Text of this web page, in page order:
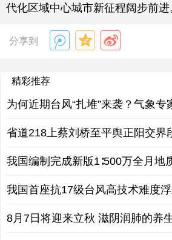
代化区域中心城市新征程阔步前进
分享到
精彩推荐
为何近期台风“扎堆”来袭？气象专
省道218上蔡刘桥至平舆正阳交界
我国编制完成新版1∶500万全月地
我国首座抗17级台风高技术难度
8月7日将迎来立秋 滋阴润肺的养